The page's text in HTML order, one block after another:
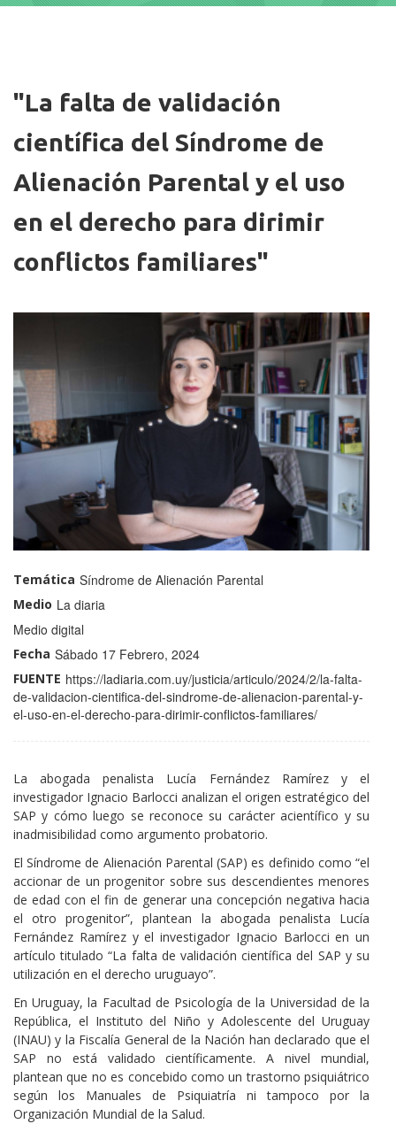
"La falta de validación
científica del Síndrome de
Alienación Parental y el uso
en el derecho para dirimir
conflictos familiares"
Temática Síndrome de Alienación Parental
Medio La diaria
Medio
Medio digital
Fecha Sábado 17 Febrero, 2024
FUENTE https://ladiaria.com.uy/justicia/articulo/2024/2/la-falta-
de-validacion-cientifica-del-sindrome-de-alienacion-parental-y-
el-uso-en-el-derecho-para-dirimir-conflictos-familiares/
La abogada penalista Lucía Fernández Ramírez y el
investigador Ignacio Barlocci analizan el origen estratégico del
SAP y cómo luego se reconoce su carácter acientífico y su
inadmisibilidad como argumento probatorio.
El Síndrome de Alienación Parental (SAP) es definido como “el
accionar de un progenitor sobre sus descendientes menores
de edad con el fin de generar una concepción negativa hacia
el otro progenitor”, plantean la abogada penalista Lucía
Fernández Ramírez y el investigador Ignacio Barlocci en un
artículo titulado “La falta de validación científica del SAP y su
utilización en el derecho uruguayo”.
En Uruguay, la Facultad de Psicología de la Universidad de la
República, el Instituto del Niño y Adolescente del Uruguay
(INAU) y la Fiscalía General de la Nación han declarado que el
SAP no está validado científicamente. A nivel mundial,
plantean que no es concebido como un trastorno psiquiátrico
según los Manuales de Psiquiatría ni tampoco por la
Organización Mundial de la Salud.